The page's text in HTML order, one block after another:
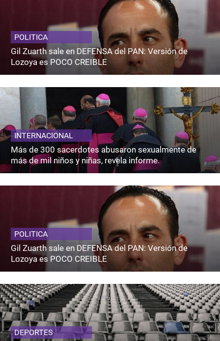
POLITICA
Gil Zuarth sale en DEFENSA del PAN: Versión de
Lozoya es POCO CREIBLE
INTERNACIONAL
Más de 300 sacerdotes abusaron sexualmente de
más de mil niños y niñas, revela informe.
POLITICA
Gil Zuarth sale en DEFENSA del PAN: Versión de
Lozoya es POCO CREIBLE
DEPORTES